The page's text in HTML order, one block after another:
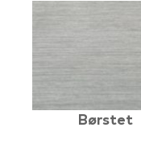
Børstet